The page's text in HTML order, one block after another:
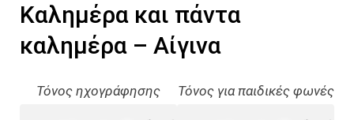
Καλημέρα και πάντα
καλημέρα – Αίγινα
Τόνος ηχογράφησης Τόνος για παιδικές φωνές